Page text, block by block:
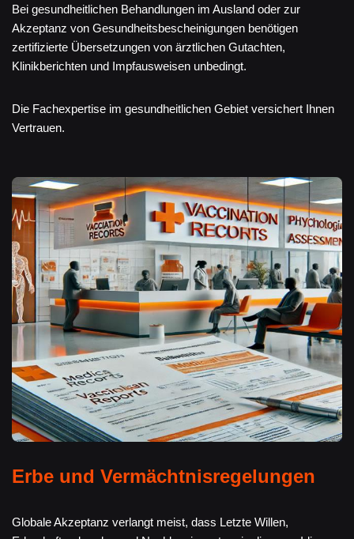
Bei gesundheitlichen Behandlungen im Ausland oder zur
Akzeptanz von Gesundheitsbescheinigungen benötigen
zertifizierte Übersetzungen von ärztlichen Gutachten,
Klinikberichten und Impfausweisen unbedingt.
Die Fachexpertise im gesundheitlichen Gebiet versichert Ihnen
Vertrauen.
Erbe und Vermächtnisregelungen
Globale Akzeptanz verlangt meist, dass Letzte Willen,